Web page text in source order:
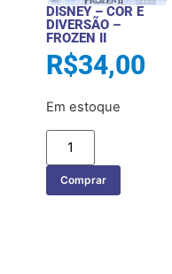
DISNEY – COR E
DIVERSÃO –
FROZEN II
R$34,00
Em estoque
Comprar